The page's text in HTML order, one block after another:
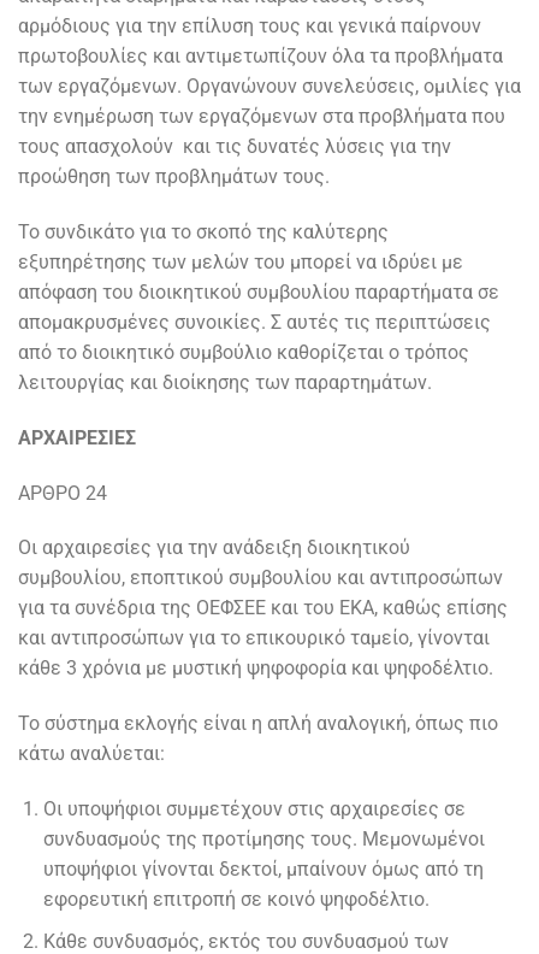
αρμόδιους για την επίλυση τους και γενικά παίρνουν
πρωτοβουλίες και αντιμετωπίζουν όλα τα προβλήματα
των εργαζόμενων. Οργανώνουν συνελεύσεις, ομιλίες για
την ενημέρωση των εργαζόμενων στα προβλήματα που
τους απασχολούν και τις δυνατές λύσεις για την
προώθηση των προβλημάτων τους.
Το συνδικάτο για το σκοπό της καλύτερης
εξυπηρέτησης των μελών του μπορεί να ιδρύει με
απόφαση του διοικητικού συμβουλίου παραρτήματα σε
απομακρυσμένες συνοικίες. Σ αυτές τις περιπτώσεις
από το διοικητικό συμβούλιο καθορίζεται ο τρόπος
λειτουργίας και διοίκησης των παραρτημάτων.
ΑΡΧΑΙΡΕΣΙΕΣ
ΑΡΘΡΟ 24
Οι αρχαιρεσίες για την ανάδειξη διοικητικού
συμβουλίου, εποπτικού συμβουλίου και αντιπροσώπων
για τα συνέδρια της ΟΕΦΣΕΕ και του ΕΚΑ, καθώς επίσης
και αντιπροσώπων για το επικουρικό ταμείο, γίνονται
κάθε 3 χρόνια με μυστική ψηφοφορία και ψηφοδέλτιο.
Το σύστημα εκλογής είναι η απλή αναλογική, όπως πιο
κάτω αναλύεται:
Οι υποψήφιοι συμμετέχουν στις αρχαιρεσίες σε
συνδυασμούς της προτίμησης τους. Μεμονωμένοι
υποψήφιοι γίνονται δεκτοί, μπαίνουν όμως από τη
εφορευτική επιτροπή σε κοινό ψηφοδέλτιο.
Κάθε συνδυασμός, εκτός του συνδυασμού των